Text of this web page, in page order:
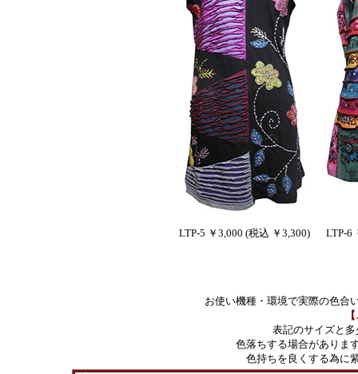
LTP-5 ￥3,000 (税込 ￥3,300) LTP-6
お使い機種・環境で実際の色合
表記のサイズと
色落ちする場合がありま
色持ちを良くする為に